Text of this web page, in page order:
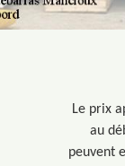
Le prix
au
peuvent